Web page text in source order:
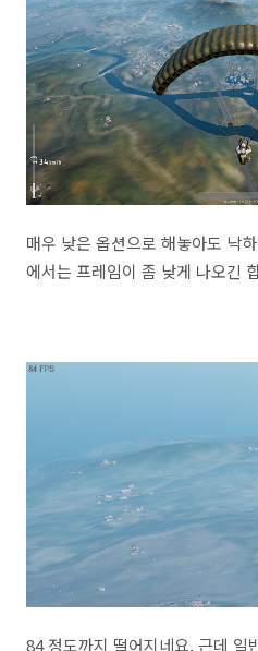
매우 낮은 옵션으로 해놓아도 낙
에서는 프레임이 좀 낮게 나오긴
84 정도까지 떨어지네요. 근데 일